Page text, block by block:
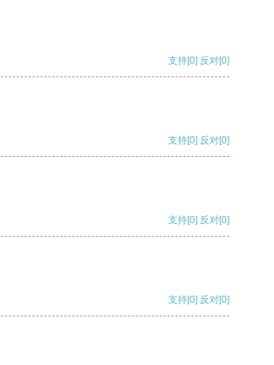
支持[0] 反对[0]
支持[0] 反对[0]
支持[0] 反对[0]
支持[0] 反对[0]